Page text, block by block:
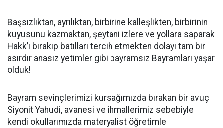
Başsızlıktan, ayrılıktan, birbirine kalleşlikten, birbirinin
kuyusunu kazmaktan, şeytani izlere ve yollara saparak
Hakk’ı bırakıp batılları tercih etmekten dolayı tam bir
asırdır anasız yetimler gibi bayramsız Bayramları yaşar
olduk!
Bayram sevinçlerimizi kursağımızda bırakan bir avuç
Siyonit Yahudi, avanesi ve ihmallerimiz sebebiyle
kendi okullarımızda materyalist öğretimle